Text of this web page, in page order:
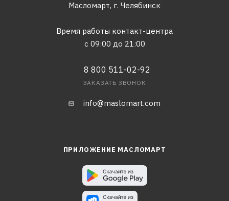
Масломарт, г. Челябинск
Время работы контакт-центра
с 09:00 до 21:00
8 800 511-02-92
ЗАКАЗАТЬ ЗВОНОК
info@maslomart.com
ПРИЛОЖЕНИЕ МАСЛОМАРТ